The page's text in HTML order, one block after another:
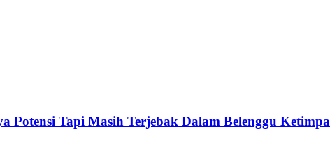
Tapi Masih Terjebak Dalam Belenggu